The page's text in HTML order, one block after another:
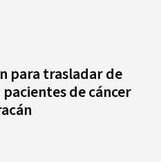
para trasladar de
de cáncer